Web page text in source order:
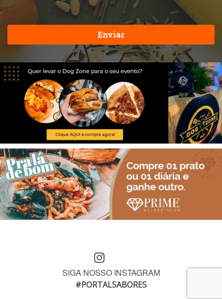
Enviar
SIGA NOSSO INSTAGRAM
#PORTALSABORES